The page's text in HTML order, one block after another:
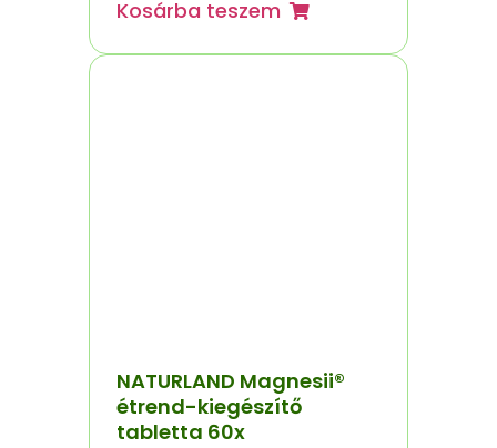
Kosárba teszem
NATURLAND Magnesii®
étrend-kiegészítő
tabletta 60x